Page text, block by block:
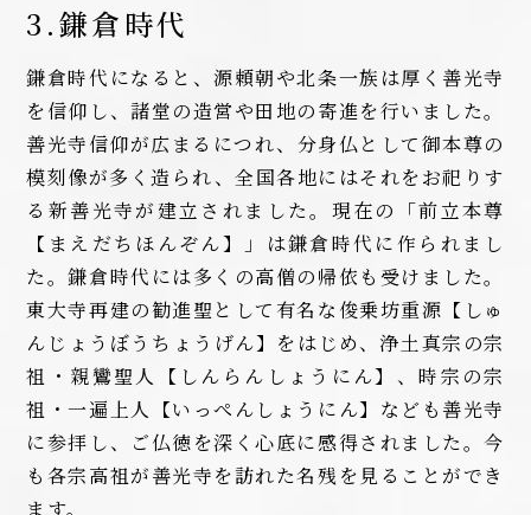
3.鎌倉時代
鎌倉時代になると、源頼朝や北条一族は厚く善光寺
を信仰し、諸堂の造営や田地の寄進を行いました。
善光寺信仰が広まるにつれ、分身仏として御本尊の
模刻像が多く造られ、全国各地にはそれをお祀りす
る新善光寺が建立されました。現在の「前立本尊
【まえだちほんぞん】」は鎌倉時代に作られまし
た。鎌倉時代には多くの高僧の帰依も受けました。
東大寺再建の勧進聖として有名な俊乗坊重源【しゅ
んじょうぼうちょうげん】をはじめ、浄土真宗の宗
祖・親鸞聖人【しんらんしょうにん】、時宗の宗
祖・一遍上人【いっぺんしょうにん】なども善光寺
に参拝し、ご仏徳を深く心底に感得されました。今
も各宗高祖が善光寺を訪れた名残を見ることができ
ます。